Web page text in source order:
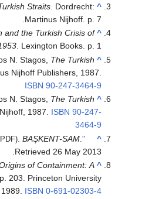
^
Straits . Dordrecht:
Martinus Nijhoff. p. 7.
^
and the Turkish Crisis of
. Lexington Books. p. 1.
^
N. Stagos, The Turkish
Nijhoff Publishers, 1987.
ISBN 90-247-3464-9
^
N. Stagos, The Turkish
1987. ISBN 90-247-
3464-9
^
"Montreaux_ENG"
.BAŞKENT-SAM .
Retrieved 26 May 2013
^
of Containment: A
, p. 203. Princeton University
ISBN 0-691-02303-4